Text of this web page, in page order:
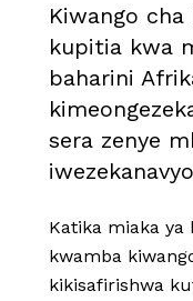
Kiwango
kupitia kwa
baharini
sera zenye
Katika miaka ya
kwamba
kikisafirishwa